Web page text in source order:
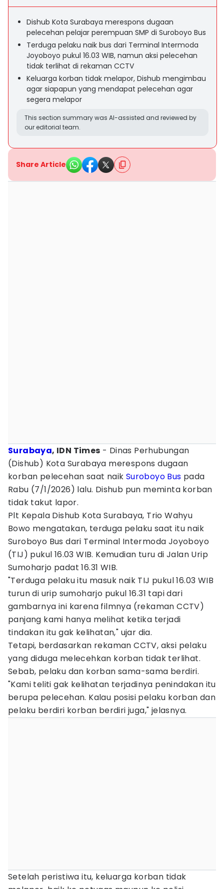
Dishub Kota Surabaya merespons dugaan
pelecehan pelajar perempuan SMP di Suroboyo Bus
Terduga pelaku naik bus dari Terminal Intermoda
Joyoboyo pukul 16.03 WIB, namun aksi pelecehan
tidak terlihat di rekaman CCTV
Keluarga korban tidak melapor, Dishub mengimbau
agar siapapun yang mendapat pelecehan agar
segera melapor
This section summary was AI-assisted and reviewed by
our editorial team.
Share Article
Surabaya, IDN Times - Dinas Perhubungan
(Dishub) Kota Surabaya merespons dugaan
korban pelecehan saat naik Suroboyo Bus pada
Rabu (7/1/2026) lalu. Dishub pun meminta korban
tidak takut lapor.
Plt Kepala Dishub Kota Surabaya, Trio Wahyu
Bowo mengatakan, terduga pelaku saat itu naik
Suroboyo Bus dari Terminal Intermoda Joyoboyo
(TIJ) pukul 16.03 WIB. Kemudian turu di Jalan Urip
Sumoharjo padat 16.31 WIB.
"Terduga pelaku itu masuk naik TIJ pukul 16.03 WIB
turun di urip sumoharjo pukul 16.31 tapi dari
gambarnya ini karena filmnya (rekaman CCTV)
panjang kami hanya melihat ketika terjadi
tindakan itu gak kelihatan," ujar dia.
Tetapi, berdasarkan rekaman CCTV, aksi pelaku
yang diduga melecehkan korban tidak terlihat.
Sebab, pelaku dan korban sama-sama berdiri.
"Kami teliti gak kelihatan terjadinya penindakan itu
berupa pelecehan. Kalau posisi pelaku korban dan
pelaku berdiri korban berdiri juga," jelasnya.
Setelah peristiwa itu, keluarga korban tidak